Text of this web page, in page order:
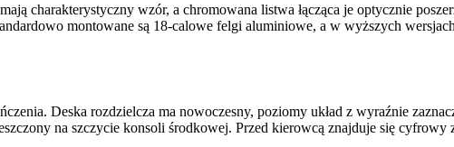
charakterystyczny wzór, a chromowana listwa łącząca je optycznie
montowane są 18-calowe felgi aluminiowe, a w wyższych
Deska rozdzielcza ma nowoczesny, poziomy układ z wyraźnie
na szczycie konsoli środkowej. Przed kierowcą znajduje się cyfrowy